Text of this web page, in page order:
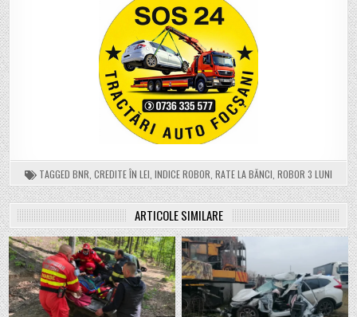
TAGGED BNR, CREDITE ÎN LEI, INDICE ROBOR, RATE LA BĂNCI, ROBOR 3 LUNI
ARTICOLE SIMILARE